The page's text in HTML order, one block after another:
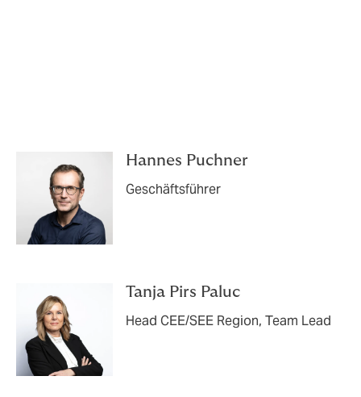
Hannes Puchner
Geschäftsführer
Tanja Pirs Paluc
Head CEE/SEE Region, Team Lead